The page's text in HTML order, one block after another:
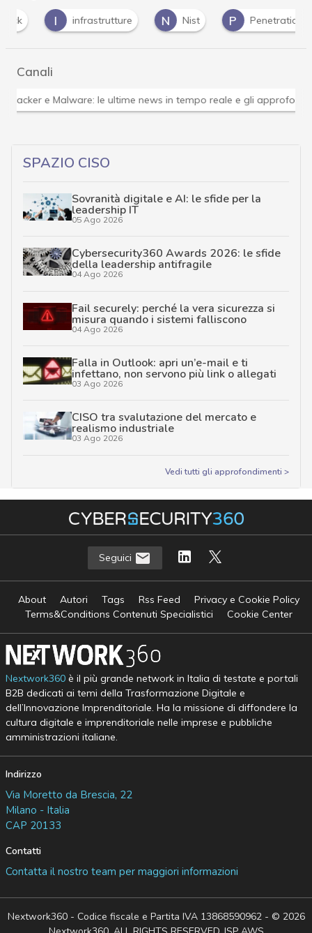
I
infrastrutture N Nist P Penetration test
Canali
Attacchi hacker e Malware: le ultime news in tempo
SPAZIO CISO
Sovranità digitale e AI: le sfide per la
leadership IT
05 Ago 2026
Cybersecurity360 Awards 2026: le sfide
della leadership antifragile
04 Ago 2026
Fail securely: perché la vera sicurezza si
misura quando i sistemi falliscono
04 Ago 2026
Falla in Outlook: apri un’e-mail e ti
infettano, non servono più link o allegati
03 Ago 2026
CISO tra svalutazione del mercato e
realismo industriale
03 Ago 2026
Vedi tutti gli approfondimenti >
Seguici
About Autori Tags Rss Feed
Privacy e Cookie Policy
Terms&Conditions Contenuti Specialistici
Cookie Center
Nextwork360è il più grande network in Italia di testate e portali
B2B dedicati ai temi della Trasformazione Digitale e
dell’Innovazione Imprenditoriale. Ha la missione di diffondere la
cultura digitale e imprenditoriale nelle imprese e pubbliche
amministrazioni italiane.
Indirizzo
Via Moretto da Brescia, 22
Milano - Italia
CAP 20133
Contatti
Contatta il nostro team per maggiori informazioni
Nextwork360 - Codice fiscale e Partita IVA 13868590962 - © 2026